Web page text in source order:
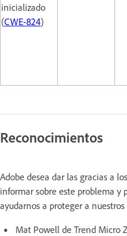
inicializado
(CWE-824)
Reconocimientos
Adobe desea dar las gracias a
informar sobre este problema y
ayudarnos a proteger a
Mat Powell de Trend Micro